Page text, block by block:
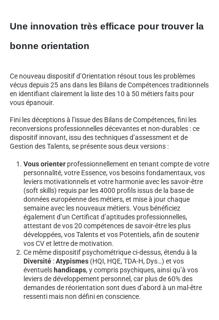
Une innovation très efficace pour trouver la
bonne orientation
Ce nouveau dispositif d’Orientation résout tous les problèmes
vécus depuis 25 ans dans les Bilans de Compétences traditionnels
en identifiant clairement la liste des 10 à 50 métiers faits pour
vous épanouir.
Fini les déceptions à l’issue des Bilans de Compétences, fini les
reconversions professionnelles décevantes et non-durables : ce
dispositif innovant, issu des techniques d’assessment et de
Gestion des Talents, se présente sous deux versions :
Vous orienter professionnellement en tenant compte de votre
personnalité, votre Essence, vos besoins fondamentaux, vos
leviers motivationnels et votre harmonie avec les savoir-être
(soft skills) requis par les 4000 profils issus de la base de
données européenne des métiers, et mise à jour chaque
semaine avec les nouveaux métiers. Vous bénéficiez
également d’un Certificat d’aptitudes professionnelles,
attestant de vos 20 compétences de savoir-être les plus
développées, vos Talents et vos Potentiels, afin de soutenir
vos CV et lettre de motivation.
Ce même dispositif psychométrique ci-dessus, étendu à la
Diversité :Atypismes (HQI, HQE, TDA-H, Dys…) et vos
éventuels handicaps, y compris psychiques, ainsi qu’à vos
leviers de développement personnel, car plus de 60% des
demandes de réorientation sont dues d’abord à un mal-être
ressenti mais non défini en conscience.